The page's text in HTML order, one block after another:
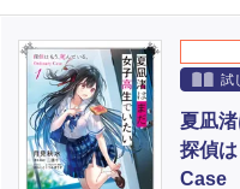
試
夏凪
探偵
Case